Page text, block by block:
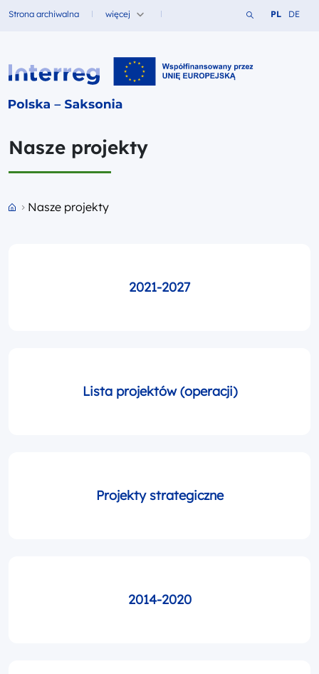
Fundusze dla
Strona archiwalna więcej Szukaj w
Zmień
PL Zmień
DE
Interreg PL-SN 2021-2027
Nasze projekty
Przejdź do strony głównej portalu
Nasze projekty
2021-2027
Lista projektów (operacji)
Projekty strategiczne
2014-2020